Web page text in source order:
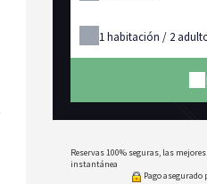
1habitación / 2
Reservas 100% seguras, las
instantánea
Pago asegurado